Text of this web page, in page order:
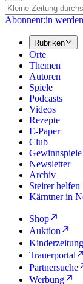
Abonnent:in werden
Rubriken
Orte
Themen
Autoren
Spiele
Podcasts
Videos
Rezepte
E-Paper
Club
Gewinnspiele
Newsletter
Archiv
Steirer helfen
Kärntner in
Shop
Auktion
Kinderzeitung
Trauerportal
Partnersuche
Werbung